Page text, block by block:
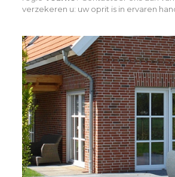
verzekeren u: uw oprit is in ervaren